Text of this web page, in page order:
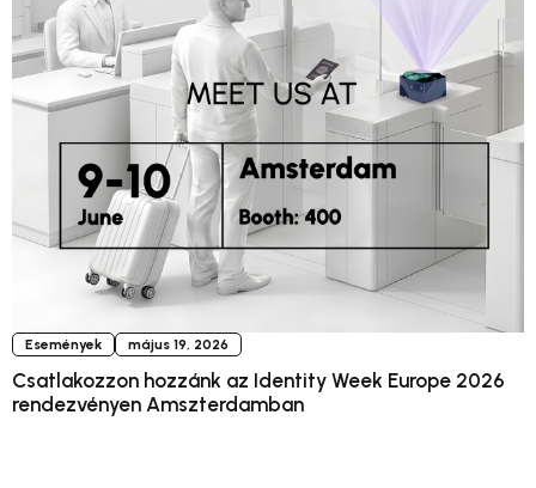
Események május 19, 2026
Csatlakozzon hozzánk az Identity Week Europe 2026
rendezvényen Amszterdamban